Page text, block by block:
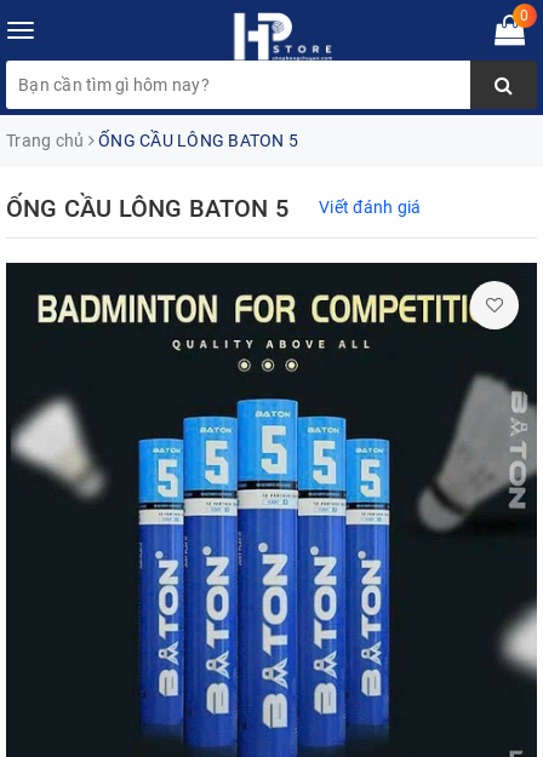
Toggle
navigation
0
Trang chủ ỐNG CẦU LÔNG BATON 5
ỐNG CẦU LÔNG BATON 5 Viết đánh giá